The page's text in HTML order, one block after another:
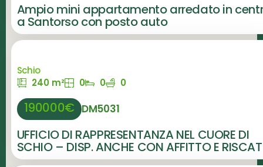
Ampio mini appartamento arredato in
a Santorso con posto auto
Schio
240 m²
0 0 0
190000€ DM5031
UFFICIO DI RAPPRESENTANZA NEL CUORE DI
SCHIO – DISP. ANCHE CON AFFITTO E